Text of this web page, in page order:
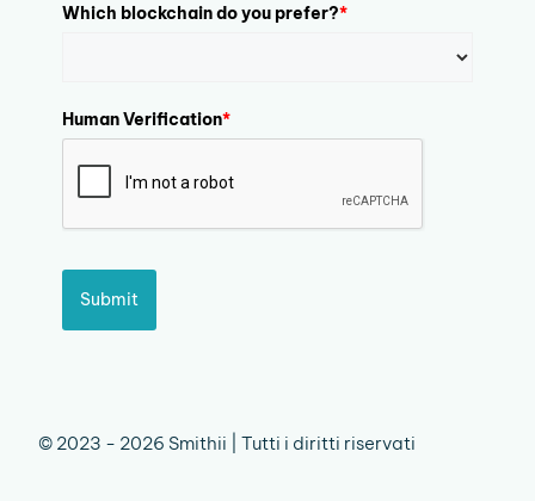
Which blockchain do you prefer?*
Human Verification*
Submit
© 2023 - 2026 Smithii | Tutti i diritti riservati